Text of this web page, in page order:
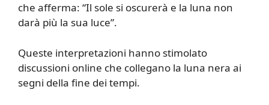
che afferma: “Il sole si oscurerà e la luna non
darà più la sua luce”.
Queste interpretazioni hanno stimolato
discussioni online che collegano la luna nera ai
segni della fine dei tempi.